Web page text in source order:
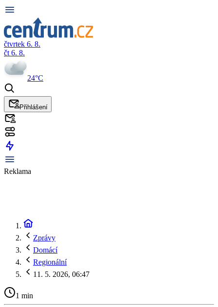
čtvrtek 6. 8.
čt 6. 8.
24°C
Přihlášení
Reklama
Zprávy
Domácí
Regionální
11. 5. 2026, 06:47
1 min